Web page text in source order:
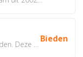
Bieden